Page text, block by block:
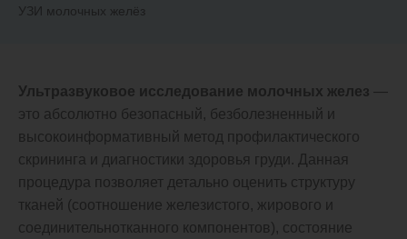
УЗИ молочных желёз
Ультразвуковое исследование молочных желез —
это абсолютно безопасный, безболезненный и
высокоинформативный метод профилактического
скрининга и диагностики здоровья груди. Данная
процедура позволяет детально оценить структуру
тканей (соотношение железистого, жирового и
соединительнотканного компонентов), состояние